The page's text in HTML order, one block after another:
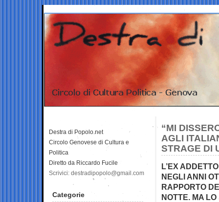
“MI
AGLI
STRAGE DI
L’EX
NEGLI ANNI
RAPPORTO
NOTTE. MA
Destra di Popolo.net
Circolo Genovese di Cultura e
Politica
Diretto da Riccardo Fucile
Scrivici: destradipopolo@gmail.com
Categorie